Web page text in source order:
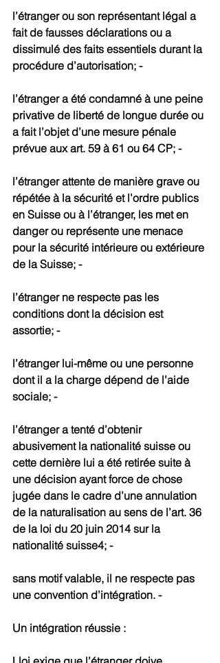
l’étranger ou son représentant légal a
fait de fausses déclarations ou a
dissimulé des faits essentiels durant la
procédure d’autorisation; -
l’étranger a été condamné à une peine
privative de liberté de longue durée ou
a fait l’objet d’une mesure pénale
prévue aux art. 59 à 61 ou 64 CP; -
l’étranger attente de manière grave ou
répétée à la sécurité et l’ordre publics
en Suisse ou à l’étranger, les met en
danger ou représente une menace
pour la sécurité intérieure ou extérieure
de la Suisse; -
l’étranger ne respecte pas les
conditions dont la décision est
assortie; -
l’étranger lui-même ou une personne
dont il a la charge dépend de l’aide
sociale; -
l’étranger a tenté d’obtenir
abusivement la nationalité suisse ou
cette dernière lui a été retirée suite à
une décision ayant force de chose
jugée dans le cadre d’une annulation
de la naturalisation au sens de l’art. 36
de la loi du 20 juin 2014 sur la
nationalité suisse4; -
sans motif valable, il ne respecte pas
une convention d’intégration. -
Un intégration réussie :